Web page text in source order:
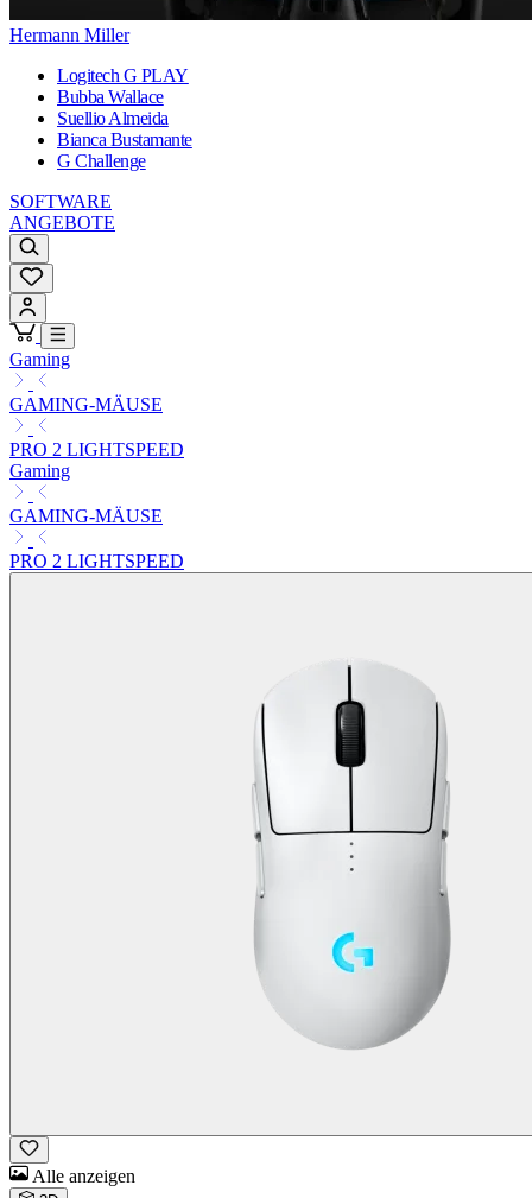
Hermann Miller
Logitech G PLAY
Bubba Wallace
Suellio Almeida
Bianca Bustamante
G Challenge
SOFTWARE
ANGEBOTE
Gaming
GAMING-MÄUSE
PRO 2 LIGHTSPEED
Gaming
GAMING-MÄUSE
PRO 2 LIGHTSPEED
Alle anzeigen